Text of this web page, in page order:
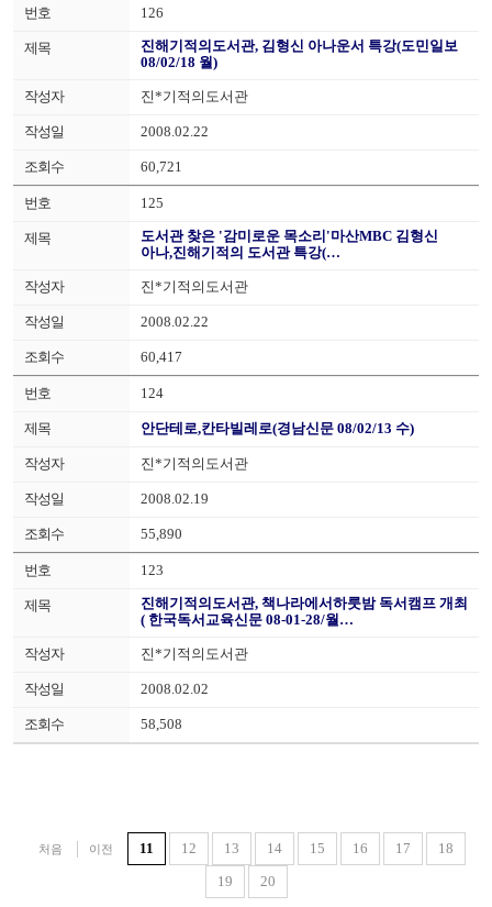
126
진해기적의도서관, 김형신 아나운서 특강(도민일보
08/02/18 월)
진*기적의도서관
2008.02.22
60,721
125
도서관 찾은 '감미로운 목소리'마산MBC 김형신
아나,진해기적의 도서관 특강(…
진*기적의도서관
2008.02.22
60,417
124
안단테로,칸타빌레로(경남신문 08/02/13 수)
진*기적의도서관
2008.02.19
55,890
123
진해기적의도서관, 책나라에서하룻밤 독서캠프 개최
( 한국독서교육신문 08-01-28/월…
진*기적의도서관
2008.02.02
58,508
처음 이전 11 12 13 14 15 16 17
18
19
20